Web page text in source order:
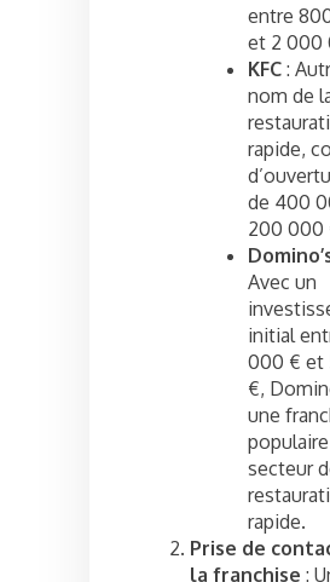
entre
et 2 000
KFC :
nom de
rapide,
de 400
200 000
Avec un
initial
000 € et
€,
une
secteur
rapide.
Prise de
la franchise :